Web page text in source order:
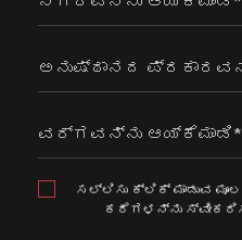
ಅನುಷ್ಠಾನದ
ವರ್ಗವನ್ನು ಆಯ್ಕೆಮಾಡಿ*
ಸಲ್ಲಿಸು ಕ್ಲಿಕ್ ಮಾಡುವ
ಕರೆಗಳನ್ನು